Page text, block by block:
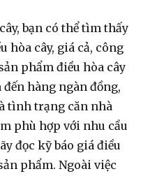
bạn có thể tìm thấy
hòa cây, giá cả, công
phẩm điều hòa cây
hàng ngàn đồng,
tình trạng căn nhà
phù hợp với nhu cầu
đọc kỹ báo giá điều
phẩm. Ngoài việc